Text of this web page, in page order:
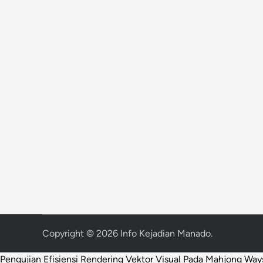
Copyright © 2026 Info Kejadian Manado.
Pengujian Efisiensi Rendering Vektor Visual Pada Mahjong